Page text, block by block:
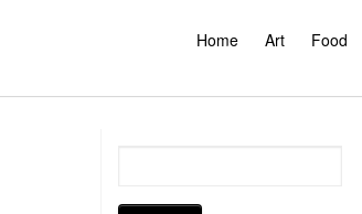
Home Art Food